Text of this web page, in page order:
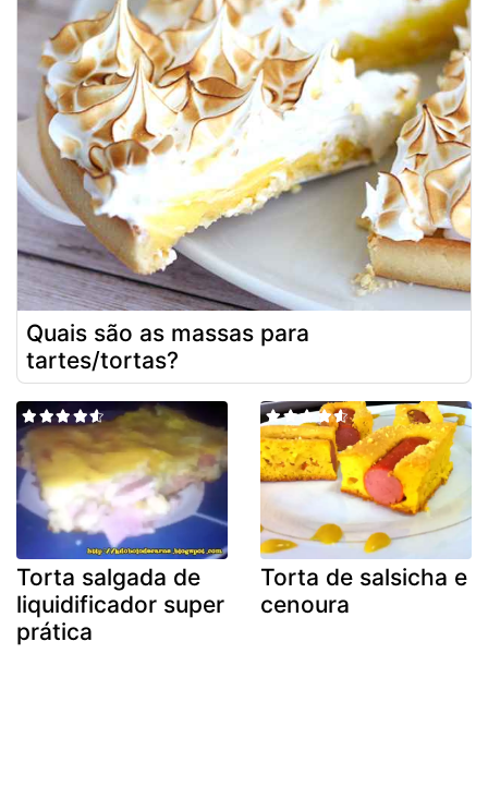
Quais são as massas para
tartes/tortas?
Torta salgada de
liquidificador super
prática
Torta de salsicha e
cenoura